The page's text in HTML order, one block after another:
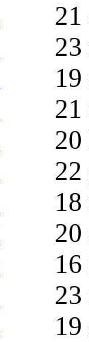
21
23
19
21
20
22
18
20
16
23
19